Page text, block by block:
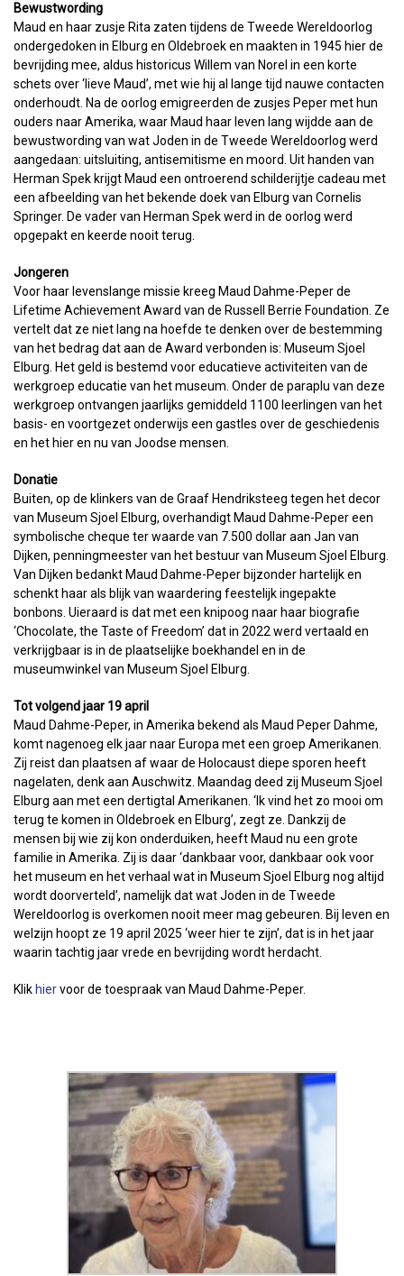
Bewustwording
Maud en haar zusje Rita zaten tijdens de Tweede Wereldoorlog
ondergedoken in Elburg en Oldebroek en maakten in 1945 hier de
bevrijding mee, aldus historicus Willem van Norel in een korte
schets over ‘lieve Maud’, met wie hij al lange tijd nauwe contacten
onderhoudt. Na de oorlog emigreerden de zusjes Peper met hun
ouders naar Amerika, waar Maud haar leven lang wijdde aan de
bewustwording van wat Joden in de Tweede Wereldoorlog werd
aangedaan: uitsluiting, antisemitisme en moord. Uit handen van
Herman Spek krijgt Maud een ontroerend schilderijtje cadeau met
een afbeelding van het bekende doek van Elburg van Cornelis
Springer. De vader van Herman Spek werd in de oorlog werd
opgepakt en keerde nooit terug.
Jongeren
Voor haar levenslange missie kreeg Maud Dahme-Peper de
Lifetime Achievement Award van de Russell Berrie Foundation. Ze
vertelt dat ze niet lang na hoefde te denken over de bestemming
van het bedrag dat aan de Award verbonden is: Museum Sjoel
Elburg. Het geld is bestemd voor educatieve activiteiten van de
werkgroep educatie van het museum. Onder de paraplu van deze
werkgroep ontvangen jaarlijks gemiddeld 1100 leerlingen van het
basis- en voortgezet onderwijs een gastles over de geschiedenis
en het hier en nu van Joodse mensen.
Donatie
Buiten, op de klinkers van de Graaf Hendriksteeg tegen het decor
van Museum Sjoel Elburg, overhandigt Maud Dahme-Peper een
symbolische cheque ter waarde van 7.500 dollar aan Jan van
Dijken, penningmeester van het bestuur van Museum Sjoel Elburg.
Van Dijken bedankt Maud Dahme-Peper bijzonder hartelijk en
schenkt haar als blijk van waardering feestelijk ingepakte
bonbons. Uieraard is dat met een knipoog naar haar biografie
‘Chocolate, the Taste of Freedom’ dat in 2022 werd vertaald en
verkrijgbaar is in de plaatselijke boekhandel en in de
museumwinkel van Museum Sjoel Elburg.
Tot volgend jaar 19 april
Maud Dahme-Peper, in Amerika bekend als Maud Peper Dahme,
komt nagenoeg elk jaar naar Europa met een groep Amerikanen.
Zij reist dan plaatsen af waar de Holocaust diepe sporen heeft
nagelaten, denk aan Auschwitz. Maandag deed zij Museum Sjoel
Elburg aan met een dertigtal Amerikanen. ‘Ik vind het zo mooi om
terug te komen in Oldebroek en Elburg’, zegt ze. Dankzij de
mensen bij wie zij kon onderduiken, heeft Maud nu een grote
familie in Amerika. Zij is daar ‘dankbaar voor, dankbaar ook voor
het museum en het verhaal wat in Museum Sjoel Elburg nog altijd
wordt doorverteld’, namelijk dat wat Joden in de Tweede
Wereldoorlog is overkomen nooit meer mag gebeuren. Bij leven en
welzijn hoopt ze 19 april 2025 ‘weer hier te zijn’, dat is in het jaar
waarin tachtig jaar vrede en bevrijding wordt herdacht.
Klik hiervoor de toespraak van Maud Dahme-Peper.